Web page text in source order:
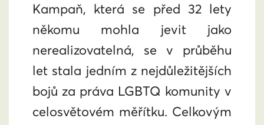
Kampaň, která se před 32 lety
někomu mohla jevit jako
nerealizovatelná, se v průběhu
let stala jedním z nejdůležitějších
bojů za práva LGBTQ komunity v
celosvětovém měřítku. Celkovým